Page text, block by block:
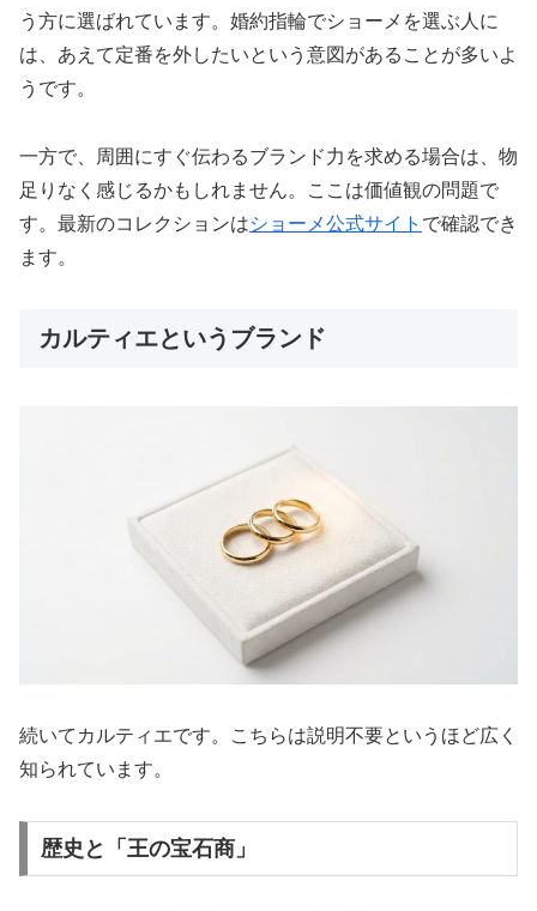
う方に選ばれています。婚約指輪でショーメを選ぶ人に
は、あえて定番を外したいという意図があることが多いよ
うです。
一方で、周囲にすぐ伝わるブランド力を求める場合は、物
足りなく感じるかもしれません。ここは価値観の問題で
す。最新のコレクションはショーメ公式サイト で確認でき
ます。
カルティエというブランド
続いてカルティエです。こちらは説明不要というほど広く
知られています。
歴史と「王の宝石商」